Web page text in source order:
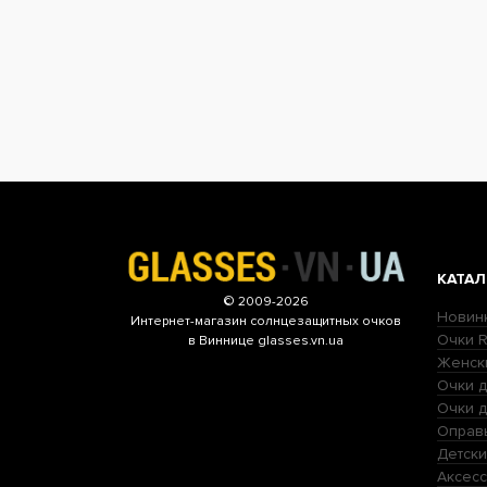
© 2009-2026
Интернет-магазин солнцезащитных очков
в Виннице glasses.vn.ua
Очки
Очки
Очки